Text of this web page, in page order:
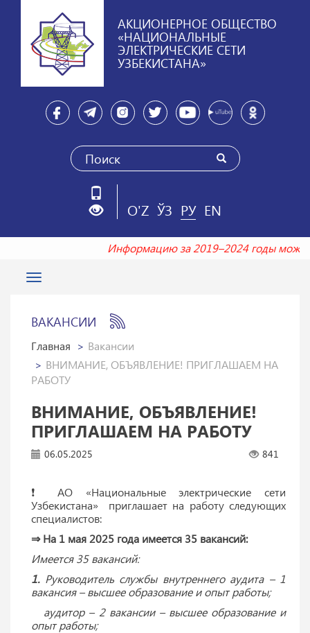
АКЦИОНЕРНОЕ ОБЩЕСТВО
«НАЦИОНАЛЬНЫЕ
ЭЛЕКТРИЧЕСКИЕ СЕТИ
УЗБЕКИСТАНА»
O'Z ЎЗ РУ EN
Информацию за 2019–2024 годы
Toggle
ВАКАНСИИ
Главная
Вакансии
ВНИМАНИЕ, ОБЪЯВЛЕНИЕ! ПРИГЛАШАЕМ НА
РАБОТУ
ВНИМАНИЕ, ОБЪЯВЛЕНИЕ!
ПРИГЛАШАЕМ НА РАБОТУ
06.05.2025 841
❗️ АО «Национальные электрические сети
Узбекистана» приглашает на работу следующих
специалистов:
⇒ На 1 мая 2025 года имеется 35 вакансий:
Имеется 35 вакансий:
1.Руководитель службы внутреннего аудита – 1
вакансия – высшее образование и опыт работы;
аудитор – 2 вакансии – высшее образование и
опыт работы;